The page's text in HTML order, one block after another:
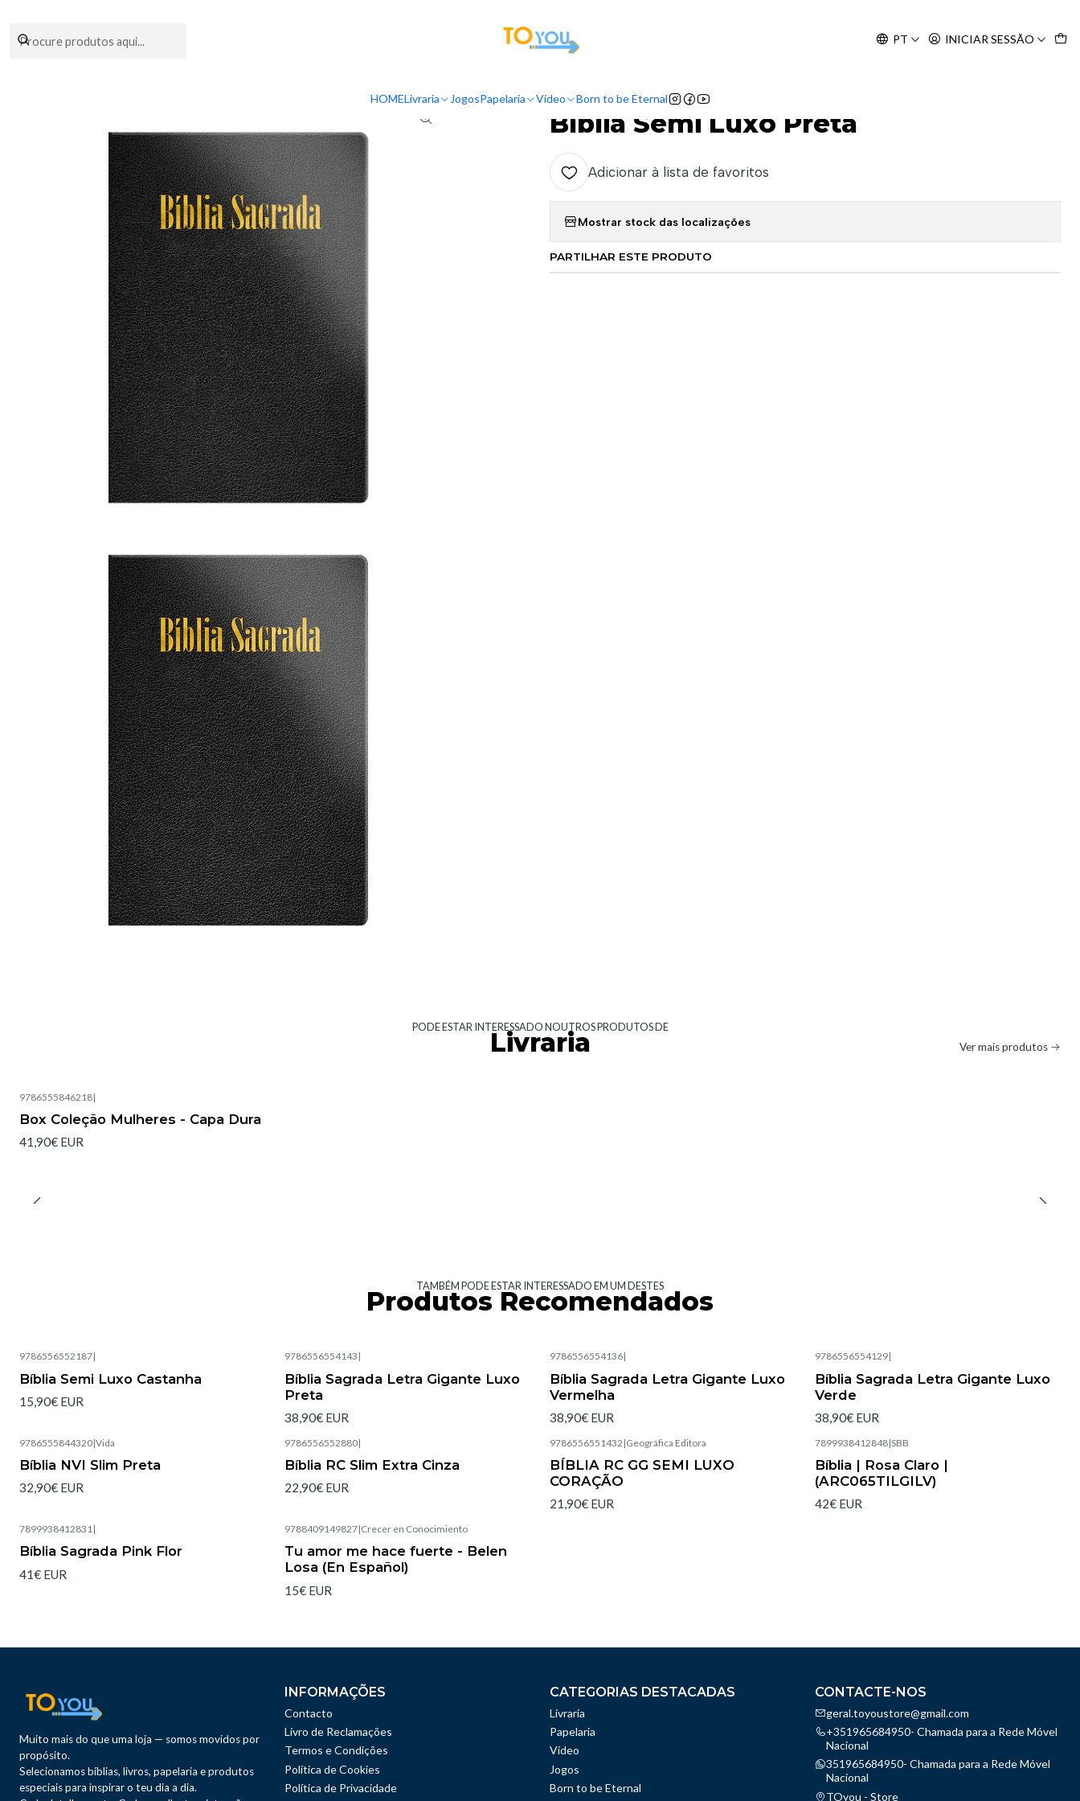
PT INICIAR SESSÃO
HOMELivraria JogosPapelaria Vídeo Born to be Eternal
Bíblia Semi Luxo Preta
|
Bíblia Semi Luxo Preta
Adicionar à lista de favoritos
Mostrar stock das localizações
PARTILHAR ESTE PRODUTO
PODE ESTAR INTERESSADO NOUTROS PRODUTOS DE
Livraria Ver mais produtos
9786555846218|
Box Coleção Mulheres - Capa Dura
41,90€ EUR
TAMBÉM PODE ESTAR INTERESSADO EM UM DESTES
Produtos Recomendados
9786556552187|
Bíblia Semi Luxo Castanha
15,90€ EUR
9786556554143 |
Bíblia Sagrada Letra Gigante Luxo
Preta
38,90€ EUR
9786556554136|
Bíblia Sagrada Letra Gigante Luxo
Vermelha
38,90€ EUR
9786556554129|
Bíblia Sagrada Letra Gigante Luxo
Verde
38,90€ EUR
9786555844320|Vida
Bíblia NVI Slim Preta
32,90€ EUR
9786556552880|
Bíblia RC Slim Extra Cinza
22,90€ EUR
9786556551432 |Geográfica Editora
BÍBLIA RC GG SEMI LUXO
CORAÇÃO
21,90€ EUR
7899938412848|SBB
Bíblia | Rosa Claro |
(ARC065TILGILV)
42€ EUR
7899938412831|
Bíblia Sagrada Pink Flor
41€ EUR
9788409149827|Crecer en Conocimiento
Tu amor me hace fuerte - Belen
Losa (En Español)
15€ EUR
Muito mais do que uma loja — somos movidos por
propósito.
Selecionamos bíblias, livros, papelaria e produtos
especiais para inspirar o teu dia a dia.
INFORMAÇÕES
Contacto
Livro de Reclamações
Termos e Condições
Política de Cookies
Política de Privacidade
CATEGORIAS DESTACADAS
Livraria
Papelaria
Vídeo
Jogos
Born to be Eternal
CONTACTE-NOS
geral.toyoustore@gmail.com
+351965684950- Chamada para a Rede Móvel
Nacional
351965684950- Chamada para a Rede Móvel
Nacional
TOyou - Store